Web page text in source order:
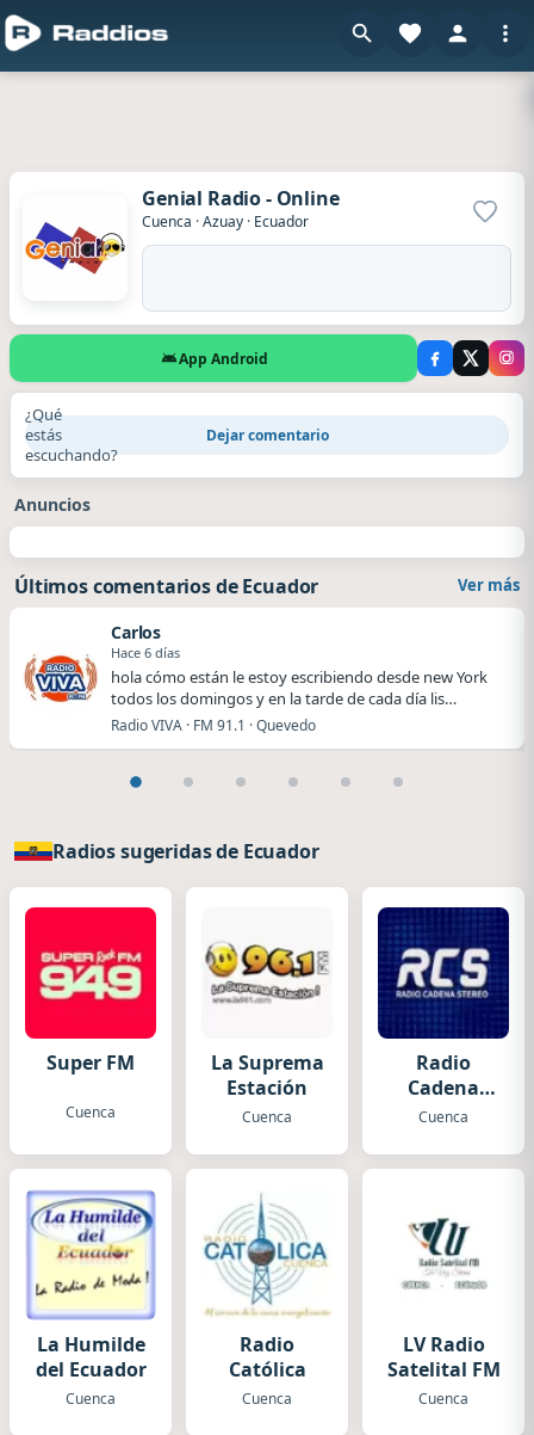
Genial Radio - Online
Cuenca ·Azuay · Ecuador
App Android
¿Qué
estás
escuchando?
Dejar comentario
Anuncios
Últimos comentarios de Ecuador Ver más
Carlos
Hace 6 días
hola cómo están le estoy escribiendo desde new York
todos los domingos y en la tarde de cada día lis…
Radio VIVA · FM 91.1 · Quevedo
Radios sugeridas de Ecuador
Super FM
Cuenca
La Suprema
Estación
Cuenca
Radio
Cadena
Stereo
Cuenca
La Humilde
del Ecuador
Cuenca
Radio
Católica
Cuenca
LV Radio
Satelital FM
Cuenca